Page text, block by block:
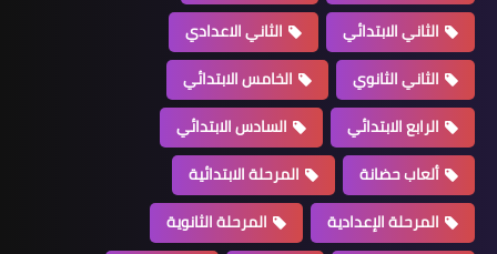
الثاني الابتدائي
الثاني الاعدادي
الثاني الثانوي
الخامس الابتدائي
الرابع الابتدائي
السادس الابتدائي
ألعاب حضانة
المرحلة الابتدائية
المرحلة الإعدادية
المرحلة الثانوية